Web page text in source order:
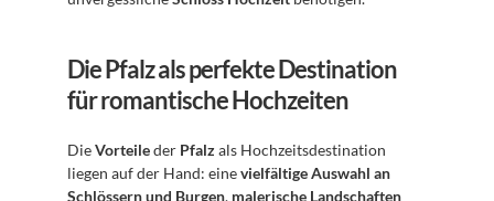
Die Pfalz als perfekte Destination
für romantische Hochzeiten
Die Vorteile der Pfalz als Hochzeitsdestination
liegen auf der Hand: eine vielfältige Auswahl an
Schlössern und Burgen, malerische Landschaften